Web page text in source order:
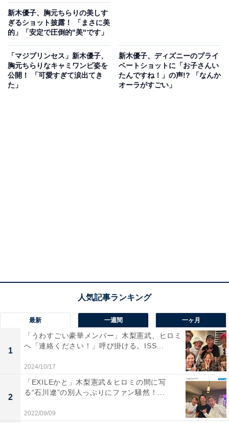
新木優子、胸元ちらりの美しす
ぎるショット披露！ 「まさに美
的」「安定で圧倒的"美"です」
「マジプリンセス」新木優子、
胸元ちらりなキャミワンピ姿を
公開！ 「可愛すぎて涙出てき
た」
新木優子、ディズニーのプライ
ベートショットに「お子さんい
たんですね！」の声!? 「なんか
オーラがすごい」
最新 一週間 一ヶ月
1
「うわすごい豪華メンバー」木梨憲武、ヒロミ
へ「連絡ください！」呼び掛ける。ISS...
2024/10/17
2
「EXILEかと」木梨憲武＆ヒロミの間に写
る“石川遼”の別人っぷりにファン騒然！...
2022/09/09